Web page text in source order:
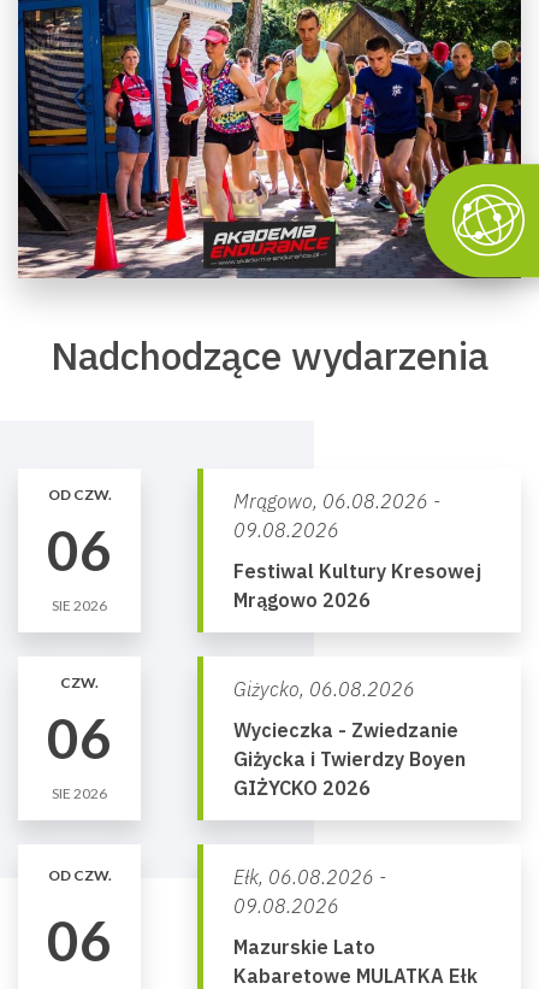
Nadchodzące wydarzenia
OD CZW.
06
SIE 2026
Mrągowo, 06.08.2026 -
09.08.2026
Festiwal Kultury Kresowej
Mrągowo 2026
CZW.
06
SIE 2026
Giżycko, 06.08.2026
Wycieczka - Zwiedzanie
Giżycka i Twierdzy Boyen
GIŻYCKO 2026
OD CZW.
06
Ełk, 06.08.2026 -
09.08.2026
Mazurskie Lato
Kabaretowe MULATKA Ełk